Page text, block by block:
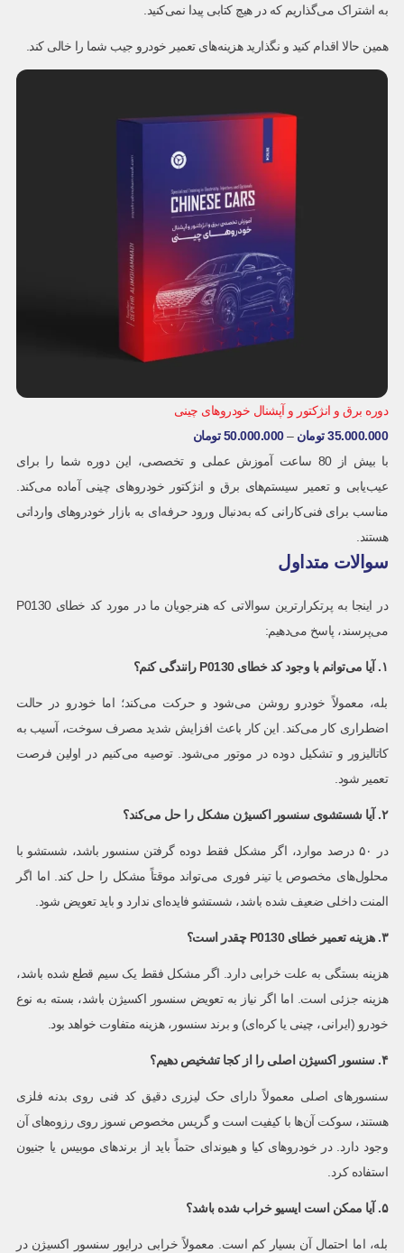
به اشتراک می‌گذاریم که در هیچ کتابی پیدا نمی‌کنید.
همین حالا اقدام کنید و نگذارید هزینه‌های تعمیر خودرو جیب شما را خالی کند.
دوره برق و انژکتور و آپشنال خودروهای چینی
35.000.000 تومان –
50.000.000 تومان
با بیش از 80 ساعت آموزش عملی و تخصصی، این دوره شما را برای
عیب‌یابی و تعمیر سیستم‌های برق و انژکتور خودروهای چینی آماده می‌کند.
مناسب برای فنی‌کارانی که به‌دنبال ورود حرفه‌ای به بازار خودروهای وارداتی
هستند.
سوالات متداول
در اینجا به پرتکرارترین سوالاتی که هنرجویان ما در مورد کد خطای P0130
می‌پرسند، پاسخ می‌دهیم:
۱. آیا می‌توانم با وجود کد خطای P0130 رانندگی کنم؟
بله، معمولاً خودرو روشن می‌شود و حرکت می‌کند؛ اما خودرو در حالت
اضطراری کار می‌کند. این کار باعث افزایش شدید مصرف سوخت، آسیب به
کاتالیزور و تشکیل دوده در موتور می‌شود. توصیه می‌کنیم در اولین فرصت
تعمیر شود.
۲. آیا شستشوی سنسور اکسیژن مشکل را حل می‌کند؟
در ۵۰ درصد موارد، اگر مشکل فقط دوده گرفتن سنسور باشد، شستشو با
محلول‌های مخصوص یا تینر فوری می‌تواند موقتاً مشکل را حل کند. اما اگر
المنت داخلی ضعیف شده باشد، شستشو فایده‌ای ندارد و باید تعویض شود.
۳. هزینه تعمیر خطای P0130 چقدر است؟
هزینه بستگی به علت خرابی دارد. اگر مشکل فقط یک سیم قطع شده باشد،
هزینه جزئی است. اما اگر نیاز به تعویض سنسور اکسیژن باشد، بسته به نوع
خودرو (ایرانی، چینی یا کره‌ای) و برند سنسور، هزینه متفاوت خواهد بود.
۴. سنسور اکسیژن اصلی را از کجا تشخیص دهیم؟
سنسورهای اصلی معمولاً دارای حک لیزری دقیق کد فنی روی بدنه فلزی
هستند، سوکت آن‌ها با کیفیت است و گریس مخصوص نسوز روی رزوه‌های آن
وجود دارد. در خودروهای کیا و هیوندای حتماً باید از برندهای موبیس یا جنیون
استفاده کرد.
۵. آیا ممکن است ایسیو خراب شده باشد؟
بله، اما احتمال آن بسیار کم است. معمولاً خرابی درایور سنسور اکسیژن در